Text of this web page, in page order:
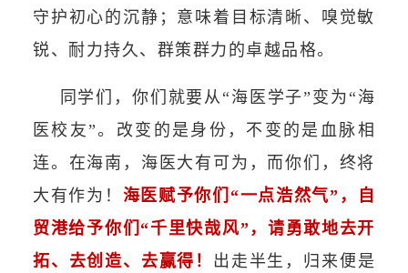
守护初心的沉静；意味着目标清晰、嗅觉敏
锐、耐力持久、群策群力的卓越品格。
同学们，你们就要从“海医学子”变为“海
医校友”。改变的是身份，不变的是血脉相
连。在海南，海医大有可为，而你们，终将
大有作为！ 海医赋予你们“一点浩然气”，自
贸港给予你们“千里快哉风”，请勇敢地去开
拓、去创造、去赢得！ 出走半生，归来便是